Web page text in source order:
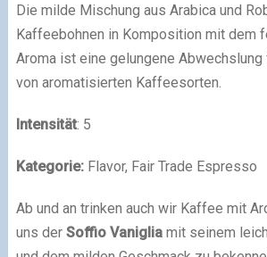
Die milde Mischung aus Arabica und
Kaffeebohnen in Komposition mit dem
Aroma ist eine gelungene
von aromatisierten Kaffeesorten.
Intensität: 5
Kategorie:Flavor, Fair Trade Espresso
Ab und an trinken auch wir Kaffee mit
uns der Soffio Vanigliamit seinem